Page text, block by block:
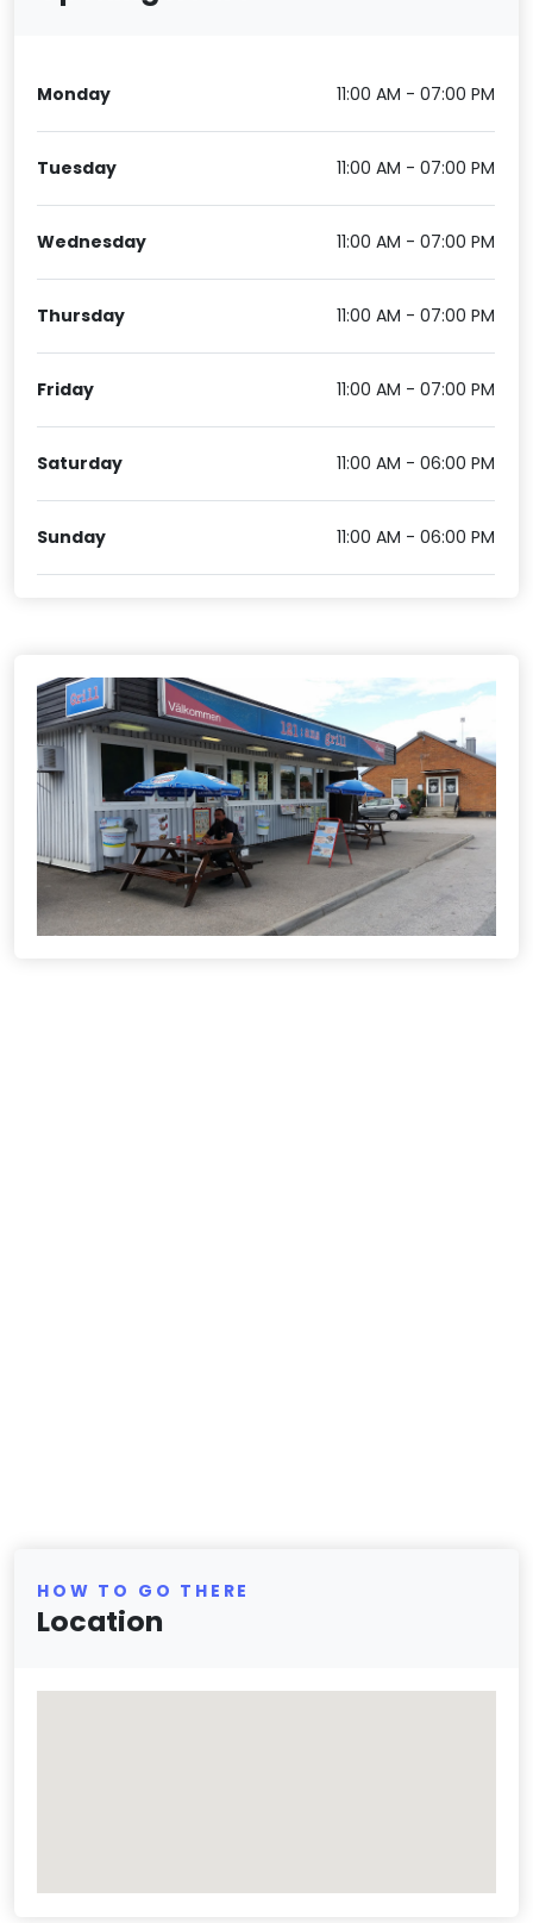
Monday 11:00 AM - 07:00 PM
Tuesday 11:00 AM - 07:00 PM
Wednesday 11:00 AM - 07:00 PM
Thursday 11:00 AM - 07:00 PM
Friday 11:00 AM - 07:00 PM
Saturday 11:00 AM - 06:00 PM
Sunday 11:00 AM - 06:00 PM
HOW TO GO THERE
Location